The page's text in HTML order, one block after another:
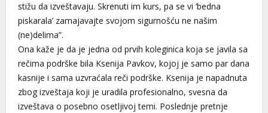
stižu da izveštavaju. Skrenuti im kurs, pa se vi ‘bedna
piskarala’ zamajavajte svojom sigurnošću ne našim
(ne)delima”.
Ona kaže je da je jedna od prvih koleginica koja se javila sa
rečima podrške bila Ksenija Pavkov, kojoj je samo par dana
kasnije i sama uzvraćala reči podrške. Ksenija je napadnuta
zbog izveštaja koji je uradila profesionalno, svesna da
izveštava o posebno osetljivoj temi. Poslednje pretnje